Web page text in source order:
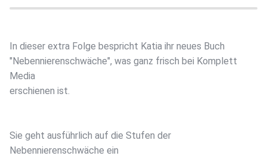
In dieser extra Folge bespricht Katia ihr neues Buch
"Nebennierenschwäche", was ganz frisch bei Komplett
Media
erschienen ist.
Sie geht ausführlich auf die Stufen der
Nebennierenschwäche ein